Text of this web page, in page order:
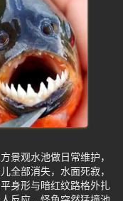
景观水池做日常维护，
全部消失，水面死寂，
身形与暗红纹路格外扎